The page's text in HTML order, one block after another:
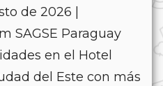
de 2026 |
SAGSE Paraguay
en el Hotel
del Este con más